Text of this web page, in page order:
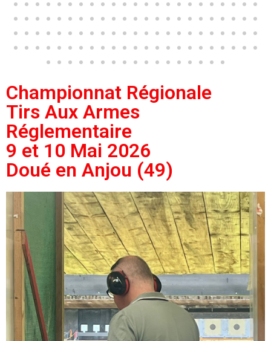
Championnat Régionale
Tirs Aux Armes
Réglementaire
9 et 10 Mai 2026
Doué en Anjou (49)